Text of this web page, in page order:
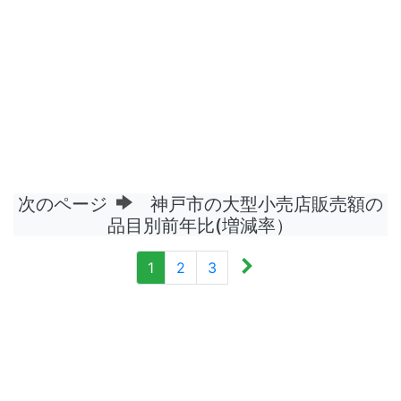
次のページ
神戸市の大型小売店販売額の
品目別前年比(増減率）
1 2 3